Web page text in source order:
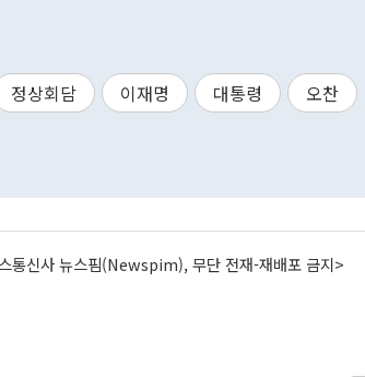
정상회담 이재명 대통령
오찬
통신사 뉴스핌(Newspim), 무단 전재-재배포 금지>